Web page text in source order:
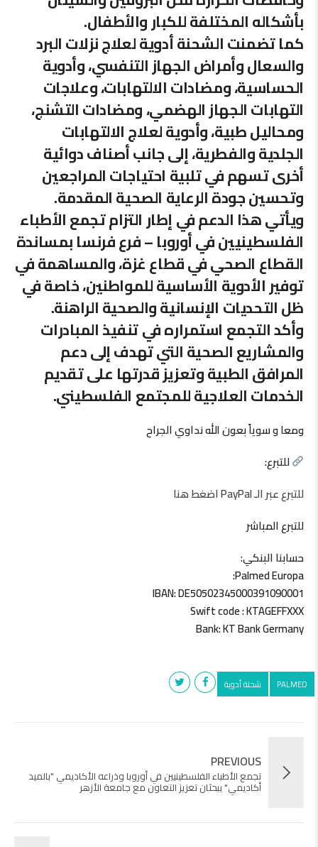
بأشكاله المختلفة للكبار والأطفال.
كما تضمنت الشحنة أدوية لعلاج نزلات البرد
والسعال وأمراض الجهاز التنفسي، وأدوية
الحساسية، ومضادات الالتهابات، وعلاجات
التهابات الجهاز الهضمي، ومضادات التشنج،
ومحاليل طبية، وأدوية لعلاج الالتهابات
الجلدية والفطرية، إلى جانب أصناف دوائية
أخرى تسهم في تلبية احتياجات المراجعين
وتحسين جودة الرعاية الصحية المقدمة.
ويأتي هذا الدعم في إطار التزام تجمع الأطباء
الفلسطينيين في أوروبا – فرع فرنسا بمساندة
القطاع الصحي في قطاع غزة، والمساهمة في
توفير الأدوية الأساسية للمواطنين، خاصة في
ظل التحديات الإنسانية والصحية الراهنة.
وأكد التجمع استمراره في تنفيذ المبادرات
والمشاريع الصحية التي تهدف إلى دعم
المرافق الطبية وتعزيز قدرتها على تقديم
الخدمات العلاجية للمجتمع الفلسطيني.
ومعا و سوياً بعون الله نداوي الجراح
للتبرع:
للتبرع عبر الـ PayPal اضغط هنا
للتبرع المباشر
حسابنا البنكي:
Palmed Europa:
IBAN: DE50502345000391090001
Swift code : KTAGEFFXXX
Bank: KT Bank Germany
PALMED شحنة أدوية
PREVIOUS
تجمع الأطباء الفلسطينيين في أوروبا وذراعه الأكاديمي "بالميد
أكاديمي" يبحثان تعزيز التعاون مع جامعة الأزهر